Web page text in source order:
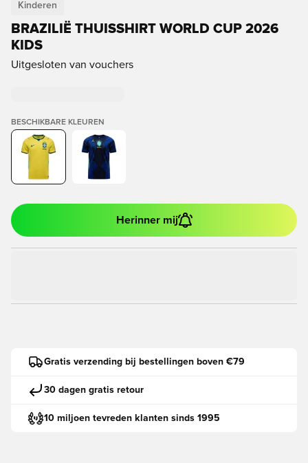
Kinderen
BRAZILIË THUISSHIRT WORLD CUP 2026
KIDS
Uitgesloten van vouchers
BESCHIKBARE KLEUREN
Herinner mij
Gratis verzending bij bestellingen boven €79
30 dagen gratis retour
10 miljoen tevreden klanten sinds 1995